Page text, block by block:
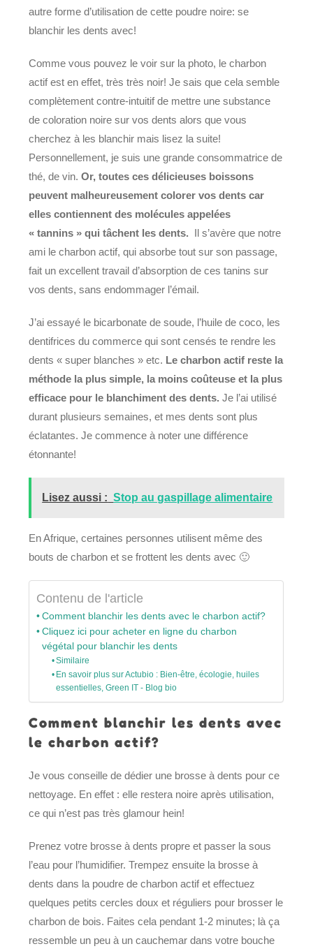
autre forme d’utilisation de cette poudre noire: se
blanchir les dents avec!
Comme vous pouvez le voir sur la photo, le charbon
actif est en effet, très très noir! Je sais que cela semble
complètement contre-intuitif de mettre une substance
de coloration noire sur vos dents alors que vous
cherchez à les blanchir mais lisez la suite!
Personnellement, je suis une grande consommatrice de
thé, de vin.Or, toutes ces délicieuses boissons
peuvent malheureusement colorer vos dents car
elles contiennent des molécules appelées
« tannins » qui tâchent les dents. Il s’avère que notre
ami le charbon actif, qui absorbe tout sur son passage,
fait un excellent travail d’absorption de ces tanins sur
vos dents, sans endommager l’émail.
J’ai essayé le bicarbonate de soude, l’huile de coco, les
dentifrices du commerce qui sont censés te rendre les
dents « super blanches » etc. Le charbon actif reste la
méthode la plus simple, la moins coûteuse et la plus
efficace pour le blanchiment des dents. Je l’ai utilisé
durant plusieurs semaines, et mes dents sont plus
éclatantes. Je commence à noter une différence
étonnante!
Lisez aussi : Stop au gaspillage alimentaire
En Afrique, certaines personnes utilisent même des
bouts de charbon et se frottent les dents avec 🙂
Contenu de l'article
Comment blanchir les dents avec le charbon actif?
Cliquez ici pour acheter en ligne du charbon
végétal pour blanchir les dents
Similaire
En savoir plus sur Actubio : Bien-être, écologie, huiles
essentielles, Green IT - Blog bio
Comment blanchir les dents avec
le charbon actif?
Je vous conseille de dédier une brosse à dents pour ce
nettoyage. En effet : elle restera noire après utilisation,
ce qui n’est pas très glamour hein!
Prenez votre brosse à dents propre et passer la sous
l’eau pour l’humidifier. Trempez ensuite la brosse à
dents dans la poudre de charbon actif et effectuez
quelques petits cercles doux et réguliers pour brosser le
charbon de bois. Faites cela pendant 1-2 minutes; là ça
ressemble un peu à un cauchemar dans votre bouche